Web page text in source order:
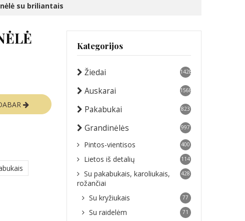
su briliantais
Kategorijos
Žiedai 1428
Auskarai 1568
Pakabukai 823
Grandinėlės 997
Pintos-vientisos 400
Lietos iš detalių 114
Su pakabukais, karoliukais,
rožančiai
428
Su kryžiukais 77
Su raidelėm 71